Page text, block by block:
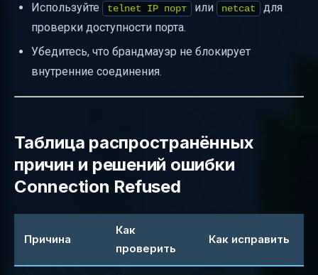
Используйте telnet IP порт или netcat
для
проверки доступности порта.
Убедитесь, что брандмауэр не блокирует
внутренние соединения.
Таблица распространённых
причин и решений ошибки
Connection Refused
Причина
Как
проверить
Как исправить